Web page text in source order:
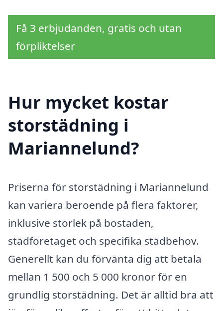
Få 3 erbjudanden, gratis och utan
förpliktelser
Hur mycket kostar
storstädning i
Mariannelund?
Priserna för storstädning i Mariannelund
kan variera beroende på flera faktorer,
inklusive storlek på bostaden,
städföretaget och specifika städbehov.
Generellt kan du förvänta dig att betala
mellan 1 500 och 5 000 kronor för en
grundlig storstädning. Det är alltid bra att